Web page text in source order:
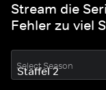
Stream die
Fehler zu viel
Select Season